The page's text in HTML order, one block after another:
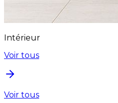
Intérieur
Voir tous
Voir tous